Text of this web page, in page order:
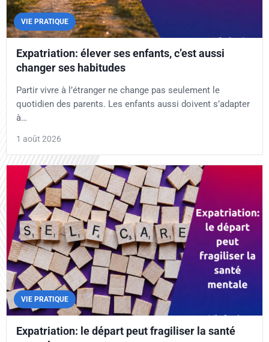
VIE PRATIQUE
Expatriation: élever ses enfants, c’est aussi
changer ses habitudes
Partir vivre à l’étranger ne change pas seulement le
quotidien des parents. Les enfants aussi doivent s’adapter
à…
1 août 2026
VIE PRATIQUE
Expatriation: le départ peut fragiliser la santé